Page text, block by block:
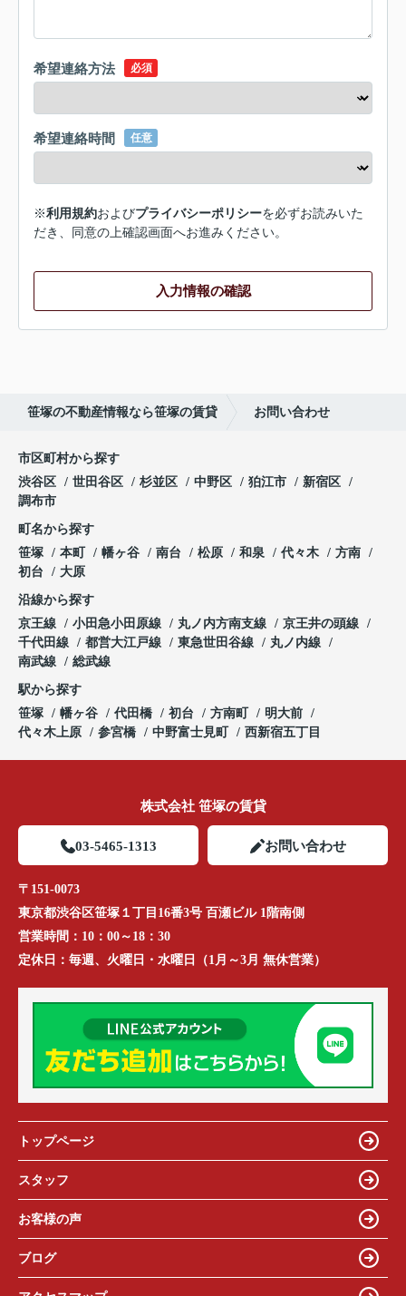
希望連絡方法 必須
希望連絡時間 任意
※利用規約およびプライバシーポリシーを必ずお読みいた
だき、同意の上確認画面へお進みください。
入力情報の確認
笹塚の不動産情報なら笹塚の賃貸 お問い合わせ
市区町村から探す
渋谷区
世田谷区 杉並区 中野区 狛江市
新宿区
調布市
町名から探す
笹塚
本町 幡ヶ谷 南台 松原 和泉 代々木
方南
初台
大原
沿線から探す
京王線
小田急小田原線 丸ノ内方南支線
京王井の頭線
千代田線
都営大江戸線 東急世田谷線
丸ノ内線
南武線
総武線
駅から探す
笹塚
幡ヶ谷 代田橋 初台 方南町
明大前
代々木上原
参宮橋 中野富士見町 西新宿五丁目
株式会社 笹塚の賃貸
03-5465-1313 お問い合わせ
〒151-0073
東京都渋谷区笹塚１丁目16番3号 百瀬ビル 1階南側
営業時間： 10：00～18：30
定休日： 毎週、火曜日・水曜日（1月～3月 無休営業）
トップページ
スタッフ
お客様の声
ブログ